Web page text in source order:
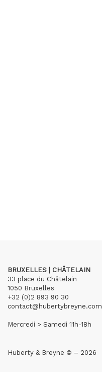
BRUXELLES | CHÂTELAIN
33 place du Châtelain
1050 Bruxelles
+32 (0)2 893 90 30
contact@hubertybreyne.com
Mercredi > Samedi 11h-18h
Huberty & Breyne © – 2026